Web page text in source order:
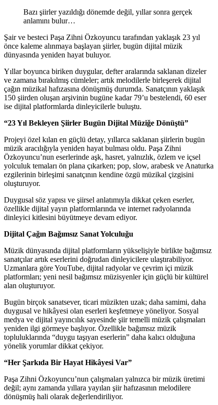
Bazı şiirler yazıldığı dönemde değil, yıllar sonra gerçek
anlamını bulur…
Şair ve besteci Paşa Zihni Özkoyuncu tarafından yaklaşık 23 yıl
önce kaleme alınmaya başlayan şiirler, bugün dijital müzik
dünyasında yeniden hayat buluyor.
Yıllar boyunca biriken duygular, defter aralarında saklanan dizeler
ve zamana bırakılmış cümleler; artık melodilerle birleşerek dijital
çağın müzikal hafızasına dönüşmüş durumda. Sanatçının yaklaşık
150 şiirden oluşan arşivinin bugüne kadar 79’u bestelendi, 60 eser
ise dijital platformlarda dinleyicilerle buluştu.
“23 Yıl Bekleyen Şiirler Bugün Dijital Müziğe Dönüştü”
Projeyi özel kılan en güçlü detay, yıllarca saklanan şiirlerin bugün
müzik aracılığıyla yeniden hayat bulması oldu. Paşa Zihni
Özkoyuncu’nun eserlerinde aşk, hasret, yalnızlık, özlem ve içsel
yolculuk temaları ön plana çıkarken; pop, slow, arabesk ve Anaturka
ezgilerinin birleşimi sanatçının kendine özgü müzikal çizgisini
oluşturuyor.
Duygusal söz yapısı ve şiirsel anlatımıyla dikkat çeken eserler,
özellikle dijital yayın platformlarında ve internet radyolarında
dinleyici kitlesini büyütmeye devam ediyor.
Dijital Çağın Bağımsız Sanat Yolculuğu
Müzik dünyasında dijital platformların yükselişiyle birlikte bağımsız
sanatçılar artık eserlerini doğrudan dinleyicilere ulaştırabiliyor.
Uzmanlara göre YouTube, dijital radyolar ve çevrim içi müzik
platformları; yeni nesil bağımsız müzisyenler için güçlü bir kültürel
alan oluşturuyor.
Bugün birçok sanatsever, ticari müzikten uzak; daha samimi, daha
duygusal ve hikâyesi olan eserleri keşfetmeye yöneliyor. Sosyal
medya ve dijital yayıncılık sayesinde şiir temelli müzik çalışmaları
yeniden ilgi görmeye başlıyor. Özellikle bağımsız müzik
topluluklarında “duygu taşıyan eserlerin” daha kalıcı olduğuna
yönelik yorumlar dikkat çekiyor.
“Her Şarkıda Bir Hayat Hikâyesi Var”
Paşa Zihni Özkoyuncu’nun çalışmaları yalnızca bir müzik üretimi
değil; aynı zamanda yıllara yayılan şiir hafızasının melodilere
dönüşmüş hali olarak değerlendiriliyor.